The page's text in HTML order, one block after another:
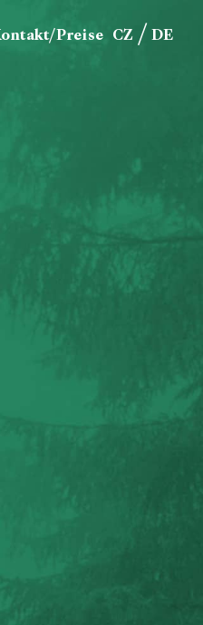
Preise CZ / DE